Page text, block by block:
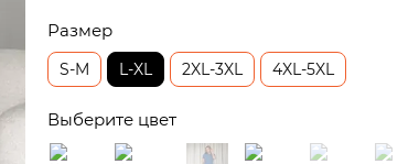
Размер
S-M L-XL 2XL-3XL 4XL-5XL
Выберите цвет